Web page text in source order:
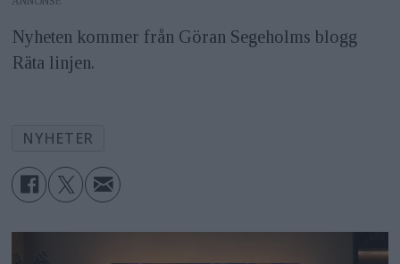
Nyheten kommer från Göran Segeholms blogg
Räta linjen.
NYHETER